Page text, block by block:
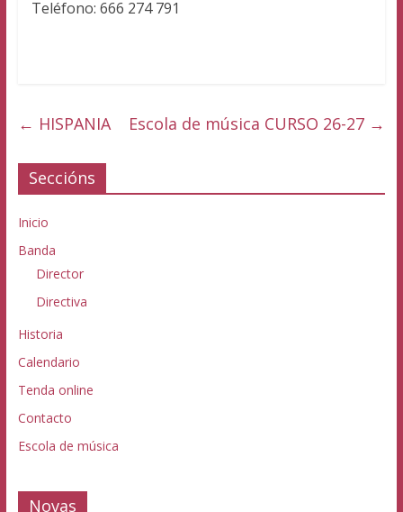
Teléfono: 666 274 791
← HISPANIA Escola de música CURSO 26-27 →
Seccións
Inicio
Banda
Director
Directiva
Historia
Calendario
Tenda online
Contacto
Escola de música
Novas